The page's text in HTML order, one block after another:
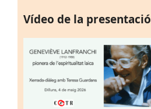
Vídeo de la presentació